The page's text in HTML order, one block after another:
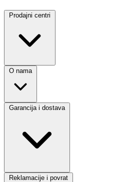
Prodajni centri
O nama
Garancija i dostava
Reklamacije i povrat